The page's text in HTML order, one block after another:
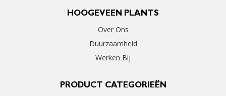
HOOGEVEEN PLANTS
Over Ons
Duurzaamheid
Werken Bij
PRODUCT CATEGORIEËN